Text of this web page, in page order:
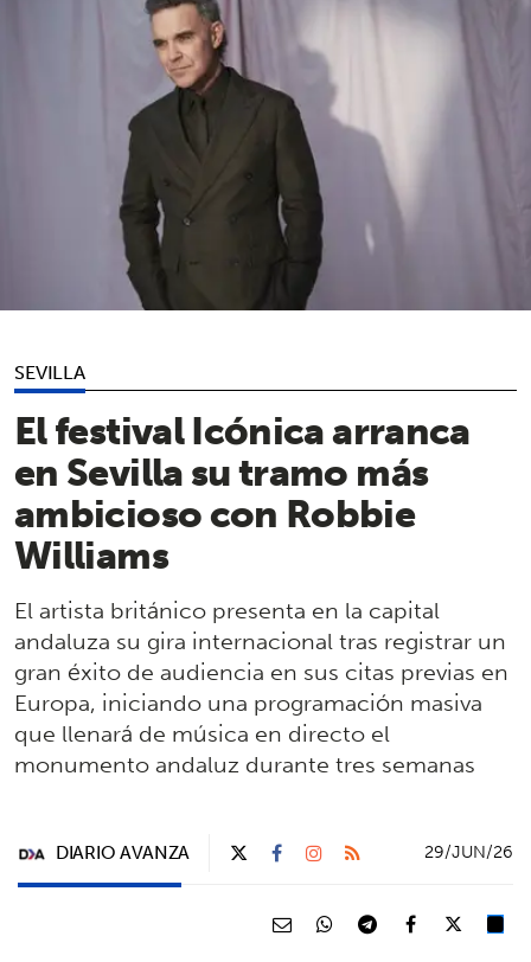
SEVILLA
El festival Icónica arranca
en Sevilla su tramo más
ambicioso con Robbie
Williams
El artista británico presenta en la capital
andaluza su gira internacional tras registrar un
gran éxito de audiencia en sus citas previas en
Europa, iniciando una programación masiva
que llenará de música en directo el
monumento andaluz durante tres semanas
DIARIO AVANZA 29/JUN/26